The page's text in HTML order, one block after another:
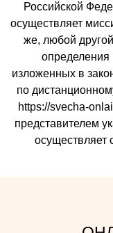
Российской
осуществляет
же, любой
определения
изложенных в
по
https://svecha-
представителем
осуществляет